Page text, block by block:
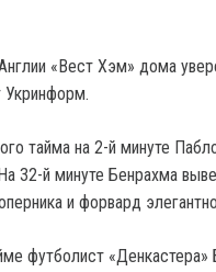
«Вест Хэм» дома
тайма на 2-й минуте
32-й минуте Бенрахма
и форвард
футболист